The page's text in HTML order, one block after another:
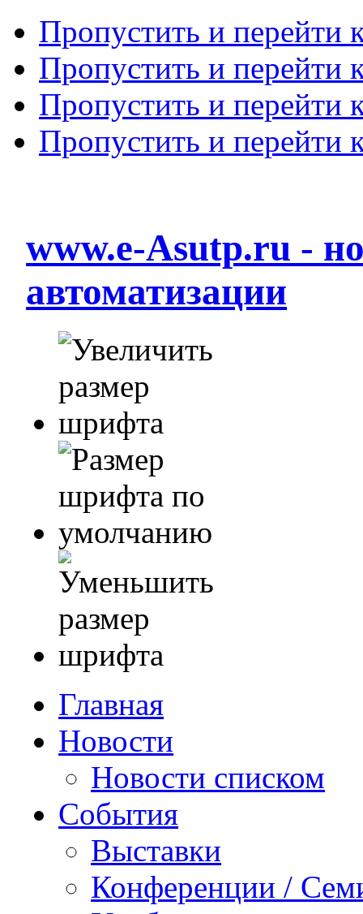
Пропустить и перейти
Пропустить и перейти
Пропустить и перейти
Пропустить и перейти
www.e-Asutp.ru -
автоматизации
Главная
Новости
Новости списком
События
Выставки
Конференции /